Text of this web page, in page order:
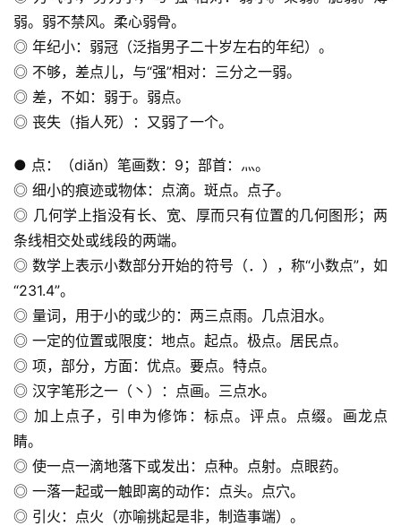
弱。弱不禁风。柔心弱骨。
◎ 年纪小：弱冠（泛指男子二十岁左右的年纪）。
◎ 不够，差点儿，与“强”相对：三分之一弱。
◎ 差，不如：弱于。弱点。
◎ 丧失（指人死）：又弱了一个。
● 点：（diǎn）笔画数：9；部首：灬。
◎ 细小的痕迹或物体：点滴。斑点。点子。
◎ 几何学上指没有长、宽、厚而只有位置的几何图形；两
条线相交处或线段的两端。
◎ 数学上表示小数部分开始的符号（．），称“小数点”，如
“231.4”。
◎ 量词，用于小的或少的：两三点雨。几点泪水。
◎ 一定的位置或限度：地点。起点。极点。居民点。
◎ 项，部分，方面：优点。要点。特点。
◎ 汉字笔形之一（丶）：点画。三点水。
◎ 加上点子，引申为修饰：标点。评点。点缀。画龙点
睛。
◎ 使一点一滴地落下或发出：点种。点射。点眼药。
◎ 一落一起或一触即离的动作：点头。点穴。
◎ 引火：点火（亦喻挑起是非，制造事端）。